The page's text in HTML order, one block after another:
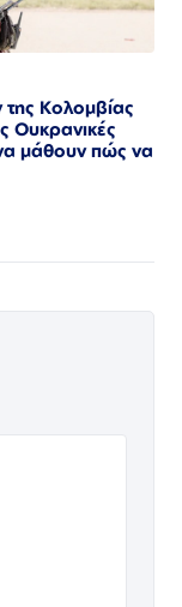
Κολομβίας
Ουκρανικές
μάθουν πώς να